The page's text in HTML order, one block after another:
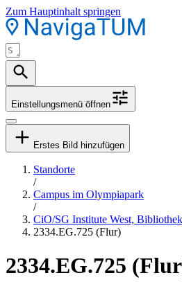
Zum Hauptinhalt springen
Einstellungsmenü öffnen
Erstes Bild hinzufügen
Standorte
/
Campus im Olympiapark
/
CiO/SG Institute West, Bibliothek
2334.EG.725 (Flur)
2334.EG.725